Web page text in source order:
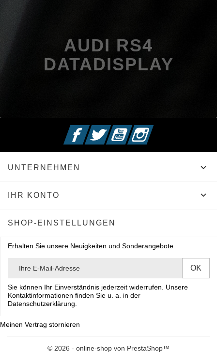
AUDI RS4
DATADISPLAY
FacebookTwitterYouTubeInstagram
UNTERNEHMEN 
IHR KONTO 
SHOP-EINSTELLUNGEN
Erhalten Sie unsere Neuigkeiten und Sonderangebote
Sie können Ihr Einverständnis jederzeit widerrufen. Unsere
Kontaktinformationen finden Sie u. a. in der
Datenschutzerklärung.
Meinen Vertrag stornieren
© 2026 - online-shop von PrestaShop™